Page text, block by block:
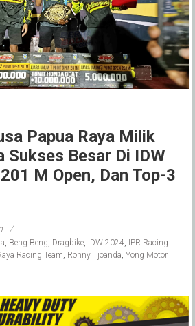
Papua Raya Milik
Sukses Besar Di IDW
M Open, Dan Top-3
, Beng Beng, Dragbike, IDW 2024, IPR Racing
Racing Team, Ronny Tjoanda, Yong Motor